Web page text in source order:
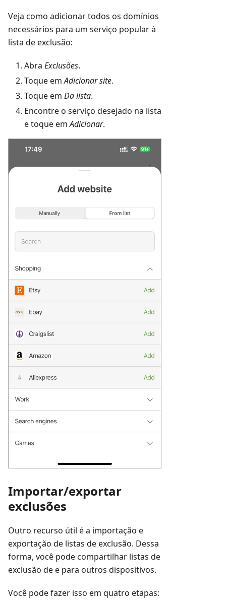
Veja como adicionar todos os domínios
necessários para um serviço popular à
lista de exclusão:
Abra Exclusões.
Toque emAdicionar site.
Toque em Da lista.
Encontre o serviço desejado na lista
e toque emAdicionar.
Importar/exportar
exclusões
Outro recurso útil é a importação e
exportação de listas de exclusão. Dessa
forma, você pode compartilhar listas de
exclusão de e para outros dispositivos.
Você pode fazer isso em quatro etapas: